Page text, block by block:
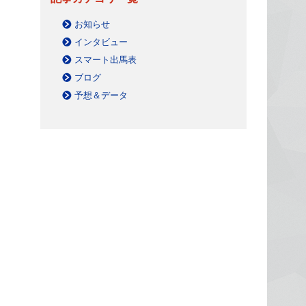
お知らせ
インタビュー
スマート出馬表
ブログ
予想＆データ